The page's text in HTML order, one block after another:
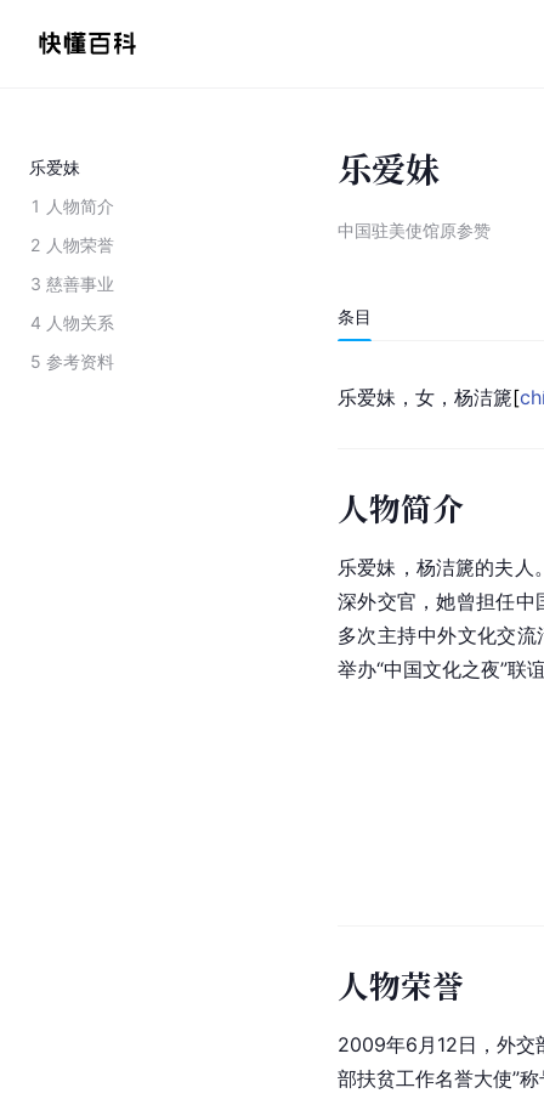
乐爱妹
1 人物简介
2 人物荣誉
3 慈善事业
4 人物关系
5 参考资料
乐爱妹
中国驻美使馆原参赞
条目
乐爱妹，女，杨洁篪[
人物简介
乐爱妹，杨洁篪的夫
深外交官，她曾担任中
多次主持中外文化交
举办“中国文化之夜”联
人物荣誉
2009年6月12日，外交
部扶贫工作名誉大使”